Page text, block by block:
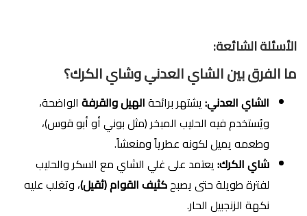
الأسئلة الشائعة:
ما الفرق بين الشاي العدني وشاي الكرك؟
الشاي العدني:يشتهر برائحةالهيل والقرفة الواضحة،
ويُستخدم فيه الحليب المبخر (مثل بوني أو أبو قوس)،
وطعمه يميل لكونه عطرياً ومنعشاً.
شاي الكرك:يعتمد على غلي الشاي مع السكر والحليب
لفترة طويلة حتى يصبحكثيف القوام (ثقيل)، وتغلب عليه
نكهة الزنجبيل الحار.